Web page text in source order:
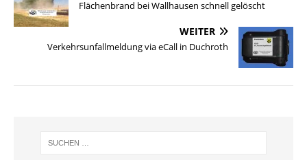
Flächenbrand bei Wallhausen schnell gelöscht
WEITER
Verkehrsunfallmeldung via eCall in Duchroth